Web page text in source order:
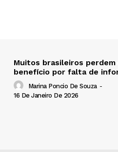
Muitos brasileiros perdem
benefício por falta de
Marina Poncio De Souza -
16 De Janeiro De 2026